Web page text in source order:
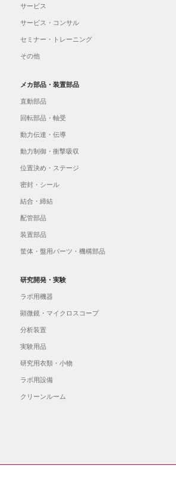
サービス
サービス・コンサル
セミナー・トレーニング
その他
メカ部品・装置部品
直動部品
回転部品・軸受
動力伝達・伝導
動力制御・衝撃吸収
位置決め・ステージ
密封・シール
結合・締結
配管部品
装置部品
筐体・盤用パーツ・機構部品
研究開発・実験
ラボ用機器
顕微鏡・マイクロスコープ
分析装置
実験用品
研究用衣類・小物
ラボ用設備
クリーンルーム